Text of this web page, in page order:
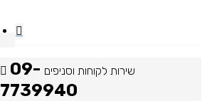
שירות לקוחות וסניפים 09-
7739940